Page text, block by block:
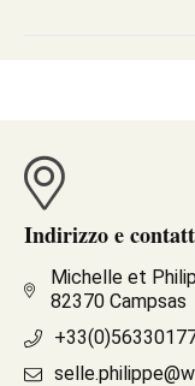
Indirizzo e
Michelle et
82370 Campsas